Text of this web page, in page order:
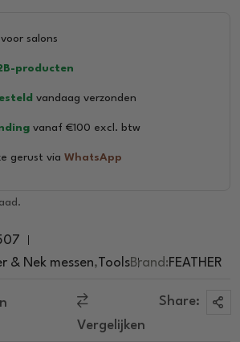
voor salons
producten
vandaag verzonden
vanaf €100 excl. btw
gerust via WhatsApp
& Nek messen,ToolsBrand:FEATHER
Vergelijken
Share: